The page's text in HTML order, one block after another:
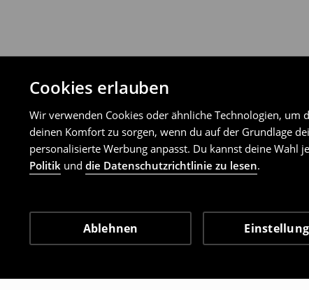
Cookies erlauben
Wir verwenden Cookies oder ähnliche Technologien,
deinen Komfort zu sorgen, wenn du auf der Grundlage
personalisierte Werbung anpasst. Du kannst deine
Politik und die Datenschutzrichtlinie zu lesen.
Ablehnen